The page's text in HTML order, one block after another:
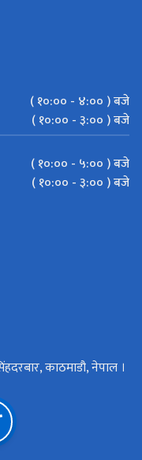
( १०:०० - ४:०० ) बजे
( १०:०० - ३:०० ) बजे
( १०:०० - ५:०० ) बजे
( १०:०० - ३:०० ) बजे
काठमाडौ, नेपाल ।